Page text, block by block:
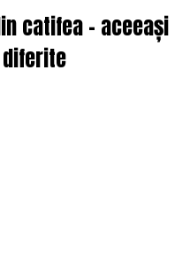
catifea – aceeași